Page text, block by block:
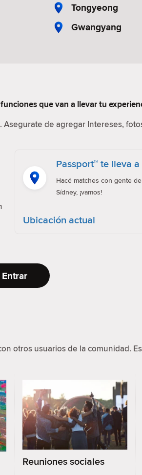
Tongyeong
Gwangyang
que van a llevar tu
. Asegurate de agregar Intereses,
Passport™ te lleva
Hacé matches con gente
Sídney, ¡vamos!
Ubicación actual
Entrar
otros usuarios de la comunidad.
Reuniones sociales